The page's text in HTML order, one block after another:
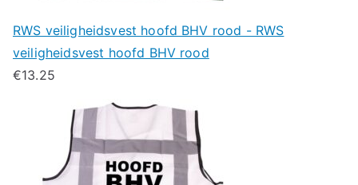
RWS veiligheidsvest hoofd BHV rood - RWS
veiligheidsvest hoofd BHV rood
€13.25